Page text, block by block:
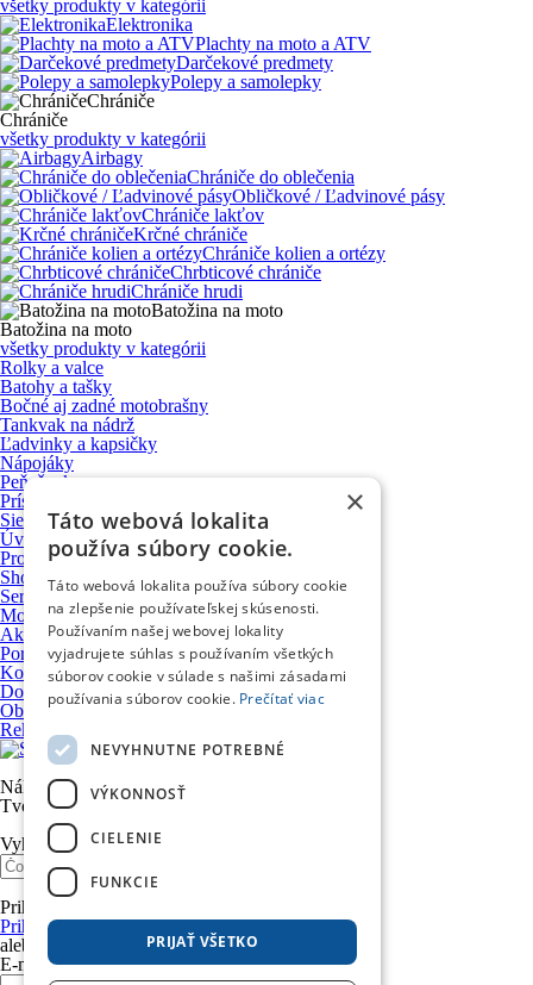
všetky produkty v kategórii
Elektronika
Plachty na moto a ATV
Darčekové predmety
Polepy a samolepky
Chrániče
Chrániče
všetky produkty v kategórii
Airbagy
Chrániče do oblečenia
Obličkové / Ľadvinové pásy
Chrániče lakťov
Krčné chrániče
Chrániče kolien a ortézy
Chrbticové chrániče
Chrániče hrudi
Batožina na moto
Batožina na moto
všetky produkty v kategórii
Rolky a valce
Batohy a tašky
Bočné aj zadné motobrašny
Tankvak na nádrž
Ľadvinky a kapsičky
Nápojáky
Peňaženky
Príslušenstvo a upevňovacie systémy
Sieťky, úpinky a prísavky
Úvod
Produkty
Showroom
Servis motocyklov
Motocykle VOGE
Ako nakupovať
Poradňa
Kontakt
Doprava a platba
Obchodné podmienky
Reklamačný poriadok
Nákupný košík
Tvoj nákupný košík je prázdny. Nie je to škoda?
Vyhľadávanie
Prihlásenie
Prihlásiť sa účtom Google
alebo
E-mail *
×
Táto webová lokalita
používa súbory cookie.
Táto webová lokalita používa súbory cookie
na zlepšenie používateľskej skúsenosti.
Používaním našej webovej lokality
vyjadrujete súhlas s používaním všetkých
súborov cookie v súlade s našimi zásadami
používania súborov cookie. Prečítať viac
NEVYHNUTNE POTREBNÉ
VÝKONNOSŤ
CIELENIE
FUNKCIE
PRIJAŤ VŠETKO